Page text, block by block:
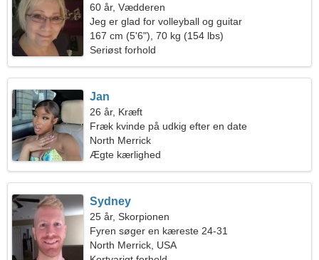
60 år, Vædderen
Jeg er glad for volleyball og guitar
167 cm (5'6"), 70 kg (154 lbs)
Seriøst forhold
Jan
26 år, Kræft
Fræk kvinde på udkig efter en date
North Merrick
Ægte kærlighed
Sydney
25 år, Skorpionen
Fyren søger en kæreste 24-31
North Merrick, USA